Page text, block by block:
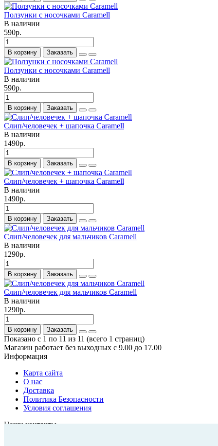
Ползунки с носочками Caramell
В наличии
590р.
В корзину Заказать
Ползунки с носочками Caramell
В наличии
590р.
В корзину Заказать
Слип/человечек + шапочка Caramell
В наличии
1490р.
В корзину Заказать
Слип/человечек + шапочка Caramell
В наличии
1490р.
В корзину Заказать
Слип/человечек для мальчиков Caramell
В наличии
1290р.
В корзину Заказать
Слип/человечек для мальчиков Caramell
В наличии
1290р.
В корзину Заказать
Показано с 1 по 11 из 11 (всего 1 страниц)
Магазин работает без выходных с 9.00 до 17.00
Информация
Карта сайта
О нас
Доставка
Политика Безопасности
Условия соглашения
Наши контакты